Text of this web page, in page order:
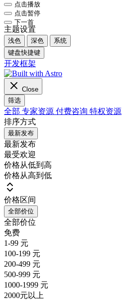
点击播放
点击暂停
下一首
主题设置
浅色 深色
系统
键盘快捷键
开发框架
Close
筛选
全部 专家资源 付费咨询 特权资源
排序方式
最新发布
最新发布
最受欢迎
价格从低到高
价格从高到低
价格区间
全部价位
全部价位
免费
1-99 元
100-199 元
200-499 元
500-999 元
1000-1999 元
2000元以上